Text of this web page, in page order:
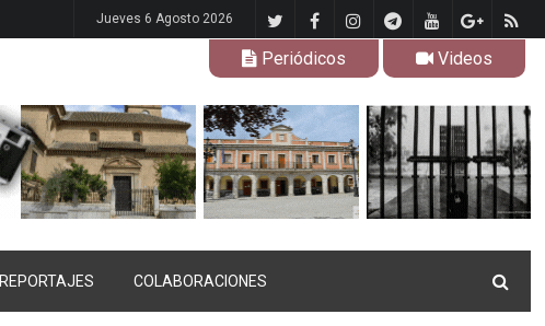
Jueves 6 Agosto 2026
Periódicos Videos
REPORTAJES COLABORACIONES